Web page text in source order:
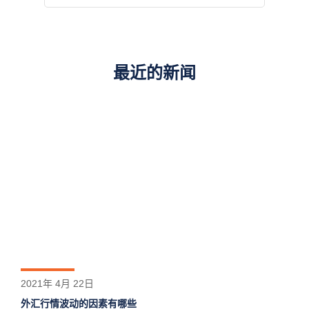
最近的新闻
2021年 4月 22日
外汇行情波动的因素有哪些